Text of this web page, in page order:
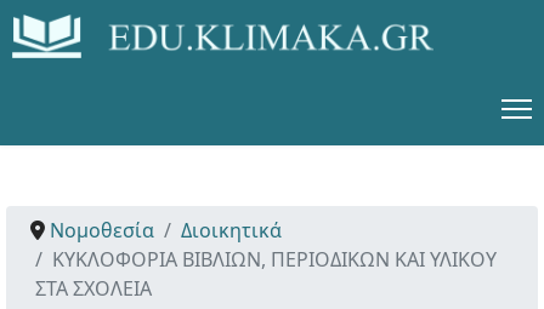
Νομοθεσία
Διοικητικά
ΚΥΚΛΟΦΟΡΙΑ ΒΙΒΛΙΩΝ, ΠΕΡΙΟΔΙΚΩΝ ΚΑΙ ΥΛΙΚΟΥ
ΣΤΑ ΣΧΟΛΕΙΑ